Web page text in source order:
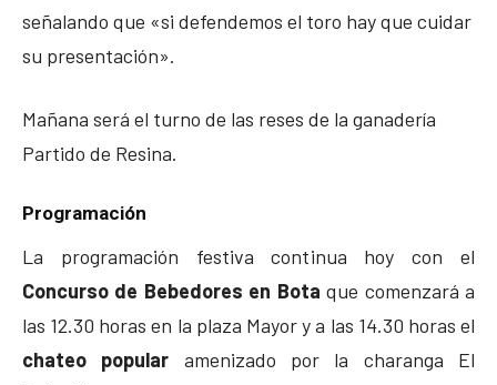
señalando que «si defendemos el toro hay que cuidar
su presentación».
Mañana será el turno de las reses de la ganadería
Partido de Resina.
Programación
La programación festiva continua hoy con el
Concurso de Bebedores en Bota que comenzará a
las 12.30 horas en la plaza Mayor y a las 14.30 horas el
chateo popular amenizado por la charanga El